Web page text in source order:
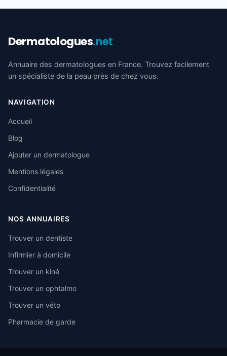
Dermatologues.net
Annuaire des dermatologues en France. Trouvez facilement
un spécialiste de la peau près de chez vous.
NAVIGATION
Accueil
Blog
Ajouter un dermatologue
Mentions légales
Confidentialité
NOS ANNUAIRES
Trouver un dentiste
Infirmier à domicile
Trouver un kiné
Trouver un ophtalmo
Trouver un véto
Pharmacie de garde